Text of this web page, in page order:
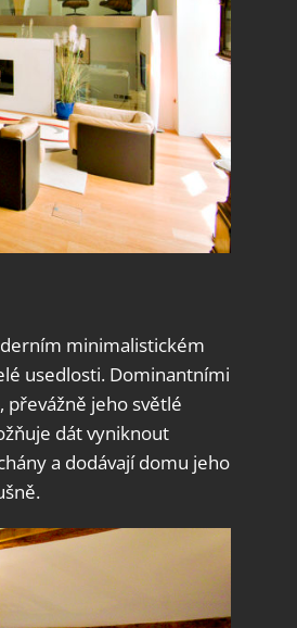
minimalistickém
usedlosti. Dominantními
jeho světlé
dát vyniknout
a dodávají domu jeho